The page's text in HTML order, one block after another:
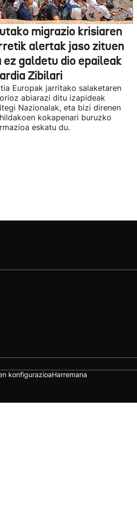
migrazio krisiaren
alertak jaso zituen
ez galdetu dio epaileak
Zibilari
Europak jarritako salaketaren
abiarazi ditu izapideak
Nazionalak, eta bizi direnen
kokapenari buruzko
eskatu du.
konfigurazioaHarremana